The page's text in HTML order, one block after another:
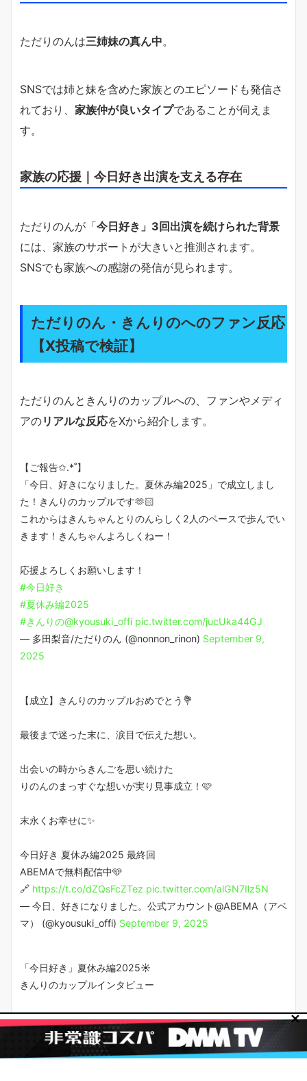
ただりのんは三姉妹の真ん中。
SNSでは姉と妹を含めた家族とのエピソードも発信さ
れており、 家族仲が良いタイプであることが伺えま
す。
家族の応援｜今日好き出演を支える存在
ただりのんが「今日好き」3回出演を続けられた背景
には、家族のサポートが大きいと推測されます。
SNSでも家族への感謝の発信が見られます。
ただりのん・きんりのへのファン反応
【X投稿で検証】
ただりのんときんりのカップルへの、ファンやメディ
アのリアルな反応をXから紹介します。
【ご報告✩.*˚】
「今日、好きになりました。夏休み編2025」で成立しまし
た！きんりのカップルです🫶🏻
これからはきんちゃんとりのんらしく2人のペースで歩んでい
きます！きんちゃんよろしくねー！
応援よろしくお願いします！
#今日好き
#夏休み編2025
#きんりの@kyousuki_offi pic.twitter.com/jucUka44GJ
— 多田梨音/ただりのん (@nonnon_rinon) September 9,
2025
【成立】きんりのカップルおめでとう💐
最後まで迷った末に、涙目で伝えた想い。
出会いの時からきんごを思い続けた
りのんのまっすぐな想いが実り見事成立！🩷
末永くお幸せに✨
今日好き 夏休み編2025 最終回
ABEMAで無料配信中🩵
🔗 https://t.co/dZQsFcZTez pic.twitter.com/alGN7Ilz5N
— 今日、好きになりました。公式アカウント@ABEMA（アベ
マ） (@kyousuki_offi) September 9, 2025
「今日好き」夏休み編2025☀️
きんりのカップルインタビュー
旅前の出会いから成立まで
交際後に知った意外な一面「想像以上でした」
✕